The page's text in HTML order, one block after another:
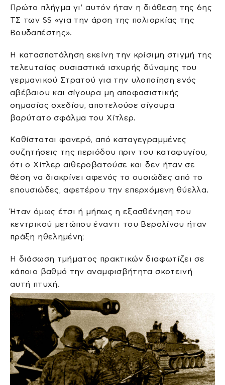
Πρώτο πλήγμα γι’ αυτόν ήταν η διάθεση της 6ης
ΤΣ των SS «για την άρση της πολιορκίας της
Βουδαπέστης».
Η κατασπατάληση εκείνη την κρίσιμη στιγμή της
τελευταίας ουσιαστικά ισχυρής δύναμης του
γερμανικού Στρατού για την υλοποίηση ενός
αβέβαιου και σίγουρα μη αποφασιστικής
σημασίας σχεδίου, αποτελούσε σίγουρα
βαρύτατο σφάλμα του Χίτλερ.
Καθίσταται φανερό, από καταγεγραμμένες
συζητήσεις της περιόδου πριν του καταφυγίου,
ότι ο Χίτλερ αιθεροβατούσε και δεν ήταν σε
θέση να διακρίνει αφενός το ουσιώδες από το
επουσιώδες, αφετέρου την επερχόμενη θύελλα.
Ήταν όμως έτσι ή μήπως η εξασθένηση του
κεντρικού μετώπου έναντι του Βερολίνου ήταν
πράξη ηθελημένη;
Η διάσωση τμήματος πρακτικών διαφωτίζει σε
κάποιο βαθμό την αναμφισβήτητα σκοτεινή
αυτή πτυχή.